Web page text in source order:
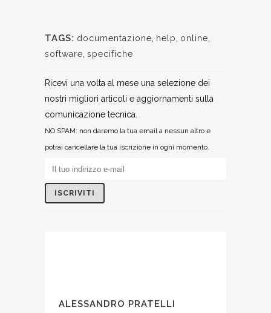
TAGS: documentazione help online
software specifiche
Ricevi una volta al mese una selezione dei
nostri migliori articoli e aggiornamenti sulla
comunicazione tecnica.
NO SPAM: non daremo la tua email a nessun altro e
potrai cancellare la tua iscrizione in ogni momento.
ALESSANDRO PRATELLI